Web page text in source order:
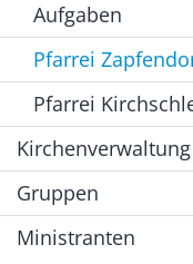
Aufgaben
Pfarrei
Pfarrei
Kirchenverwaltung
Gruppen
Ministranten